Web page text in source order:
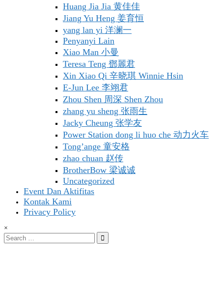
Huang Jia Jia 黄佳佳
Jiang Yu Heng 姜育恒
yang lan yi 洋澜一
Penyanyi Lain
Xiao Man 小曼
Teresa Teng 鄧麗君
Xin Xiao Qi 辛晓琪 Winnie Hsin
E-Jun Lee 李翊君
Zhou Shen 周深 Shen Zhou
zhang yu sheng 张雨生
Jacky Cheung 张学友
Power Station dong li huo che 动力火车
Tong’ange 童安格
zhao chuan 赵传
BrotherBow 梁诚诚
Uncategorized
Event Dan Aktifitas
Kontak Kami
Privacy Policy
×
Search
for: